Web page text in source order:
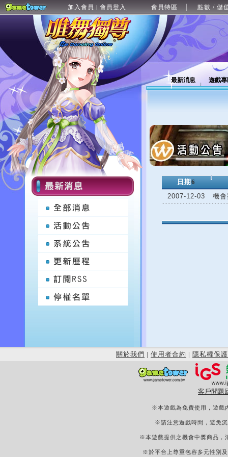
加入會員 | 會員登入 會員特區 點數 / 儲
最新消息 遊戲
日期 6
2007-12-03
機
關於我們 | 使用者合約 | 隱私權保護
客戶問題
※本遊戲為免費使用，遊戲
※請注意遊戲時間，避免
※本遊戲提供之機會中獎商品，
※於平台上尊重包容多元性別